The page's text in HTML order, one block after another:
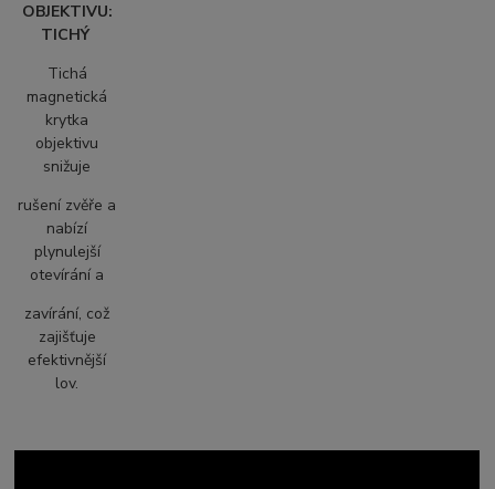
OBJEKTIVU:
TICHÝ
Tichá
magnetická
krytka
objektivu
snižuje
rušení zvěře a
nabízí
plynulejší
otevírání a
zavírání, což
zajišťuje
efektivnější
lov.